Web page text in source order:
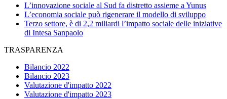
L’innovazione sociale al Sud fa distretto assieme a Yunus
L’economia sociale può rigenerare il modello di sviluppo
Terzo settore, è di 2,2 miliardi l’impatto sociale delle iniziative
di Intesa Sanpaolo
TRASPARENZA
Bilancio 2022
Bilancio 2023
Valutazione d'impatto 2022
Valutazione d'impatto 2023